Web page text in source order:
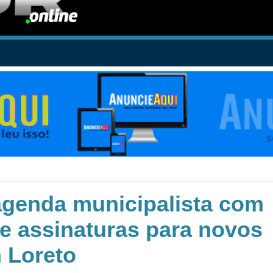
municipalista com
assinaturas para novos
Loreto